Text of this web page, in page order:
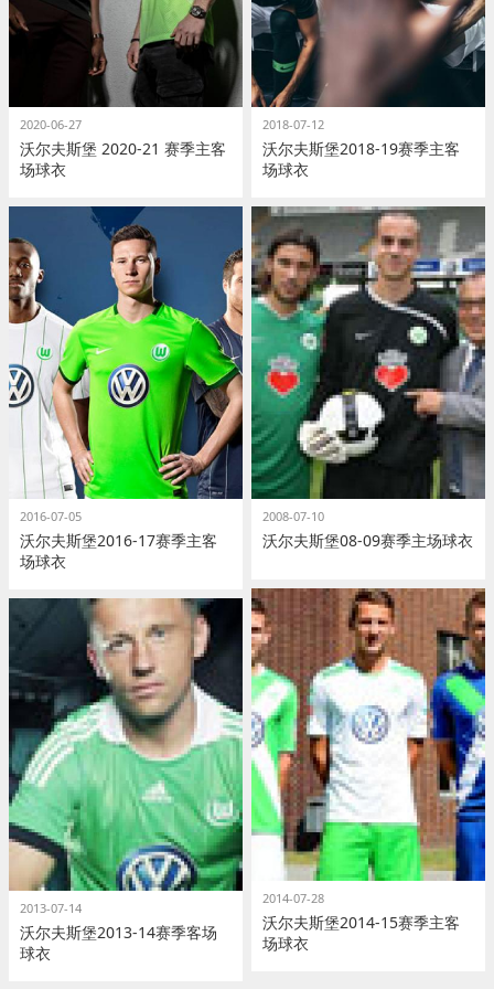
2020-06-27
沃尔夫斯堡 2020-21 赛季主客
场球衣
2018-07-12
沃尔夫斯堡2018-19赛季主客
场球衣
2016-07-05
沃尔夫斯堡2016-17赛季主客
场球衣
2008-07-10
沃尔夫斯堡08-09赛季主场球衣
2014-07-28
沃尔夫斯堡2014-15赛季主客
场球衣
2013-07-14
沃尔夫斯堡2013-14赛季客场
球衣